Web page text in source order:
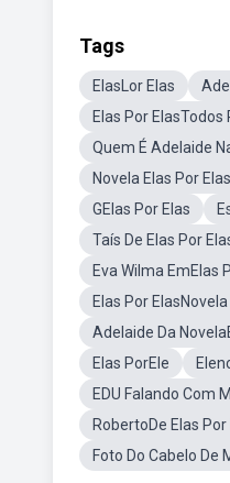
Tags
ElasLor Elas
Elas Por
Quem É Adelaide
Novela Elas Por
GElas Por Elas
Taís De Elas Por
Eva Wilma EmElas
Elas Por
Adelaide Da
Elas PorEle
EDU Falando Com
RobertoDe Elas Por
Foto Do Cabelo De